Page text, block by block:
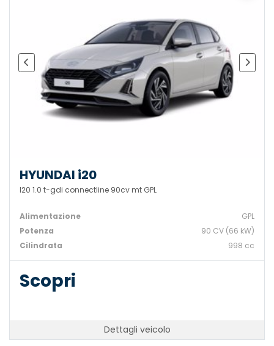
HYUNDAI i20
I20 1.0 t-gdi connectline 90cv mt GPL
Alimentazione
GPL
Potenza
90 CV (66 kW)
Cilindrata
998 cc
Scopri
Dettagli veicolo